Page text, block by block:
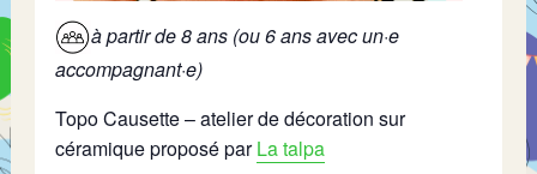
à partir de 8 ans (ou 6 ans avec un·e
accompagnant·e)
Topo Causette – atelier de décoration sur
céramique proposé parLa talpa